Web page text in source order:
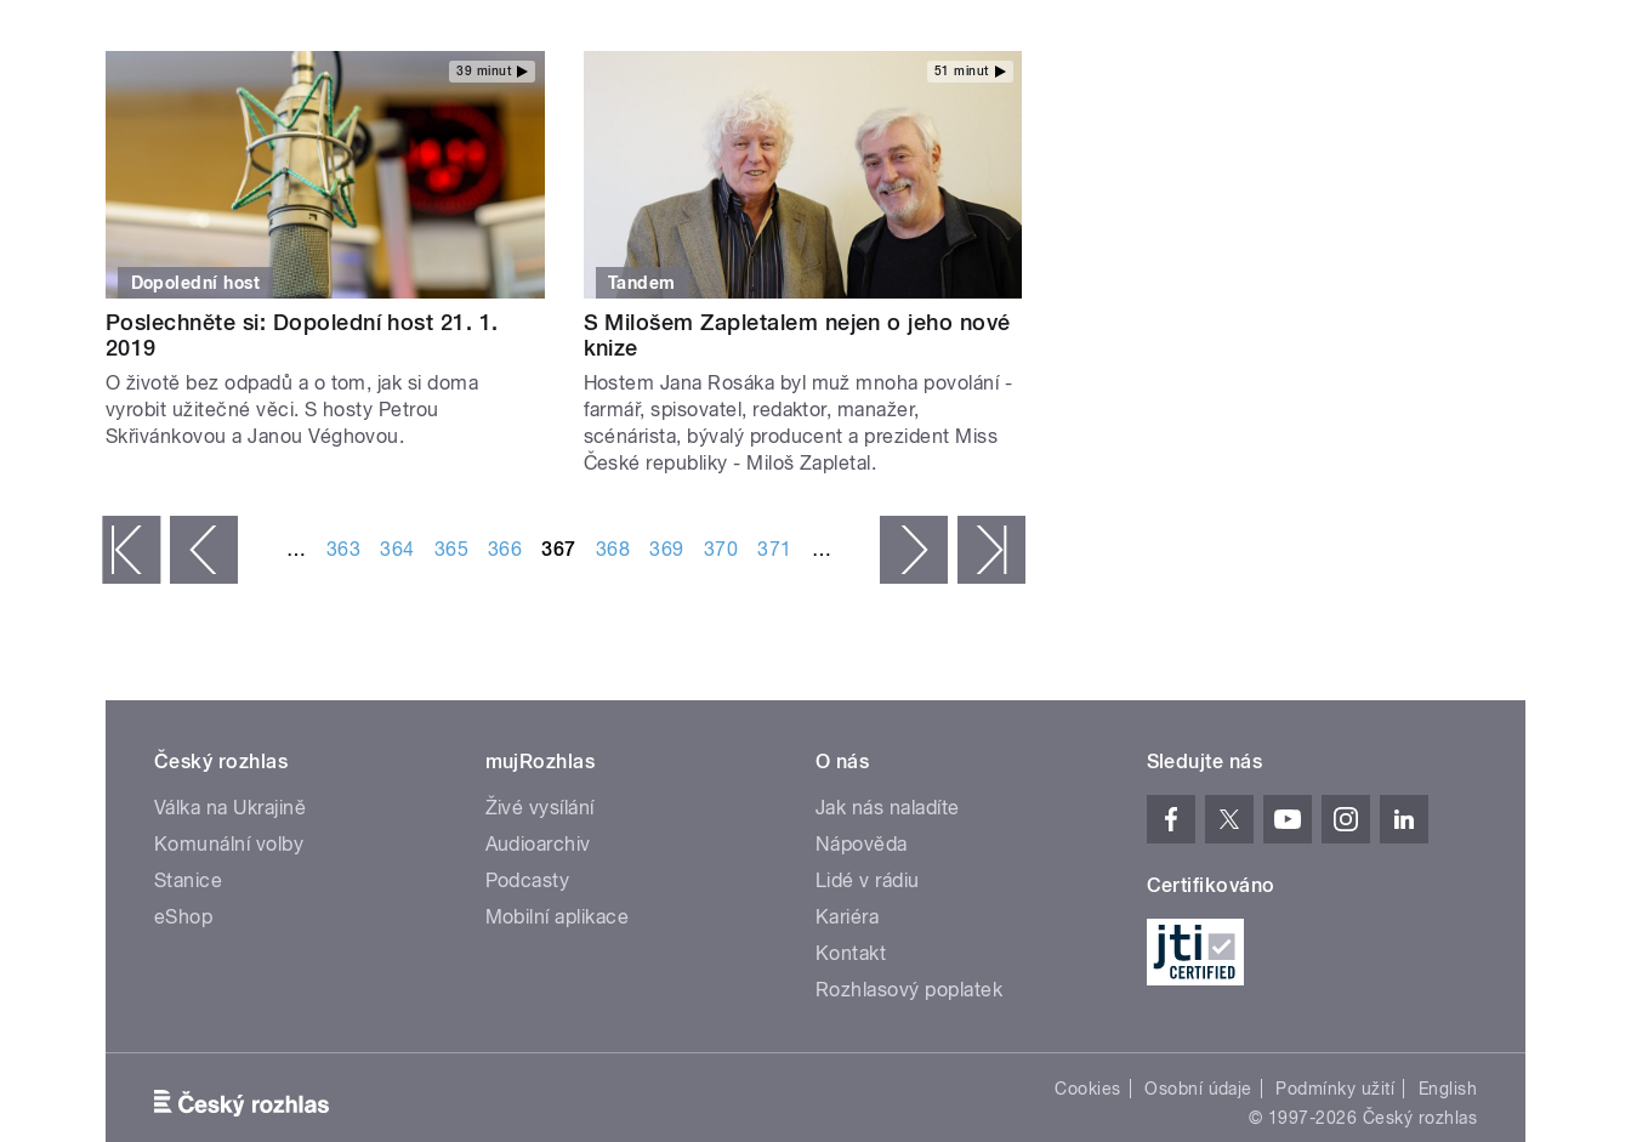
39 minut
Dopolední host
Poslechněte si: Dopolední host 21. 1.
2019
O životě bez odpadů a o tom, jak si doma
vyrobit užitečné věci. S hosty Petrou
Skřivánkovou a Janou Véghovou.
51 minut
Tandem
S Milošem Zapletalem nejen o jeho nové
knize
Hostem Jana Rosáka byl muž mnoha povolání -
farmář, spisovatel, redaktor, manažer,
scénárista, bývalý producent a prezident Miss
České republiky - Miloš Zapletal.
‹ předchozí … 363 364 365 366 367 368 369 370 371 … následující ›
Český rozhlas
Válka na Ukrajině
Komunální volby
Stanice
eShop
mujRozhlas
Živé vysílání
Audioarchiv
Podcasty
Mobilní aplikace
O nás
Jak nás naladíte
Nápověda
Lidé v rádiu
Kariéra
Kontakt
Rozhlasový poplatek
Sledujte nás
Certifikováno
Cookies Osobní údaje Podmínky užití
English
© 1997-2026 Český rozhlas